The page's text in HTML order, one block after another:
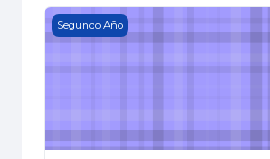
VÍAS DE COMUNICACIÓN
Segundo Año